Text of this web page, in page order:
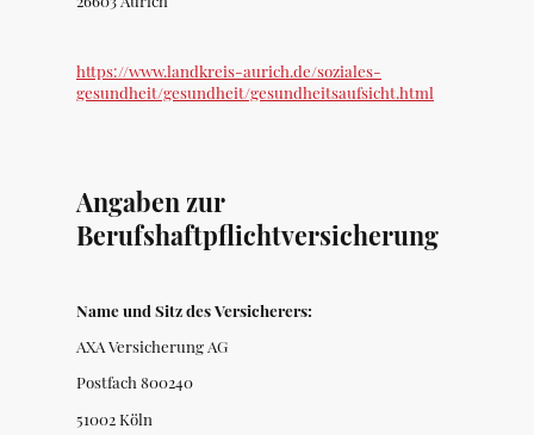
https://www.landkreis-aurich.de/soziales-
gesundheit/gesundheit/gesundheitsaufsicht.html
Angaben zur
Berufshaftpflichtversicherung
Name und Sitz desVersicherers:
AXA Versicherung AG
Postfach800240
51002 Köln